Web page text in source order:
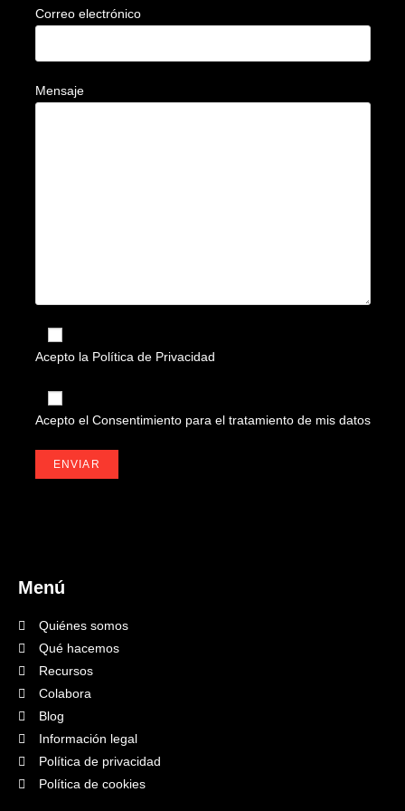
Correo electrónico
Mensaje
Acepto la Política de Privacidad
Acepto el Consentimiento para el tratamiento de mis datos
Menú
Quiénes somos
Qué hacemos
Recursos
Colabora
Blog
Información legal
Política de privacidad
Política de cookies